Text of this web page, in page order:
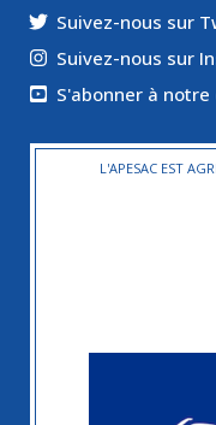
Suivez-nous sur
Suivez-nous sur
S'abonner à
L'APESAC EST